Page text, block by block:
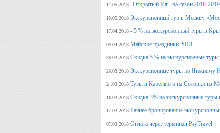
17.05.2018 "Открытый Юг" на сезон 2018-2019
10.05.2018 Экскурсионный тур в Москву
17.04.2018 - 5 % на экскурсионный туры в
09.04.2018 Майские праздники 2018
30.03.2018 Скидка 5 % на экскурсионные
26.03.2018 Экскурсионные туры по Нижнему
21.03.2018 Туры в Карелию и на Соловки из
16.03.2018 Скидка 3% на экскурсионные
12.03.2018 Раннее бронирование
07.03.2018 Оплата через терминал PayTravel